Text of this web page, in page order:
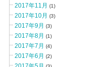
2017年11月 (1)
2017年10月 (3)
2017年9月 (3)
2017年8月 (1)
2017年7月 (4)
2017年6月 (2)